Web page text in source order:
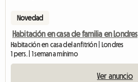
Novedad
Habitación en casa de familia en Londres
Habitación en casa del anfitrión | Londres
1 pers. | 1 semana mínimo
Ver anuncio